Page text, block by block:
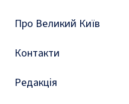
Про Великий Київ
Контакти
Редакція